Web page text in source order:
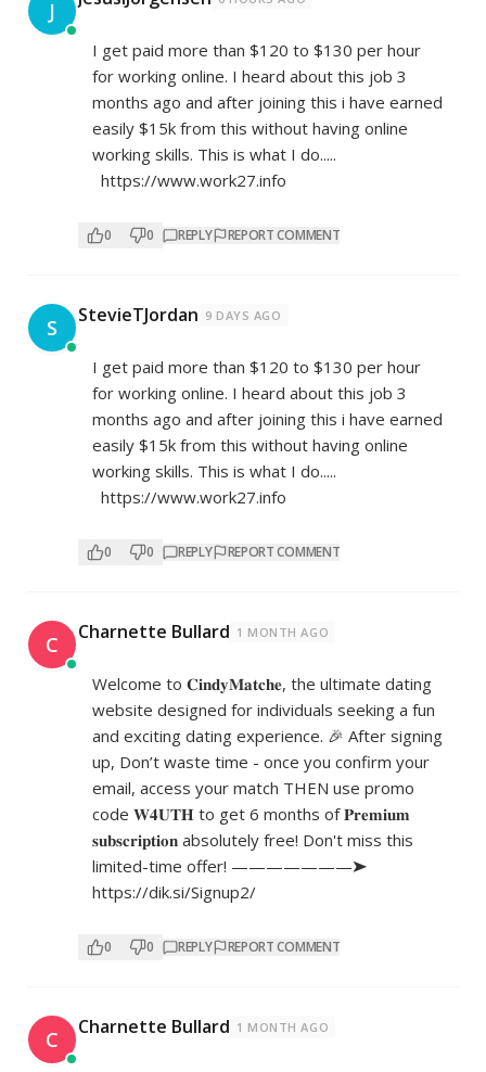
J
I get paid more than $120 to $130 per hour
for working online. I heard about this job 3
months ago and after joining this i have earned
easily $15k from this without having online
working skills. This is what I do.....
https://www.work27.info
0 0 REPLY REPORT COMMENT
S StevieTJordan 9 DAYS AGO
I get paid more than $120 to $130 per hour
for working online. I heard about this job 3
months ago and after joining this i have earned
easily $15k from this without having online
working skills. This is what I do.....
https://www.work27.info
0 0 REPLY REPORT COMMENT
C Charnette Bullard 1 MONTH AGO
Welcome to 𝐂𝐢𝐧𝐝𝐲𝐌𝐚𝐭𝐜𝐡𝐞, the ultimate dating
website designed for individuals seeking a fun
and exciting dating experience. 🎉 After signing
up, Don’t waste time - once you confirm your
email, access your match THEN use promo
code 𝐖𝟒𝐔𝐓𝐇 to get 6 months of 𝐏𝐫𝐞𝐦𝐢𝐮𝐦
𝐬𝐮𝐛𝐬𝐜𝐫𝐢𝐩𝐭𝐢𝐨𝐧 absolutely free! Don't miss this
limited-time offer! ———————➤
https://dik.si/Signup2/
0 0 REPLY REPORT COMMENT
C Charnette Bullard 1 MONTH AGO